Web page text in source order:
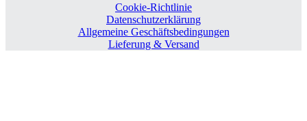
Cookie-Richtlinie
Datenschutzerklärung
Allgemeine Geschäftsbedingungen
Lieferung & Versand